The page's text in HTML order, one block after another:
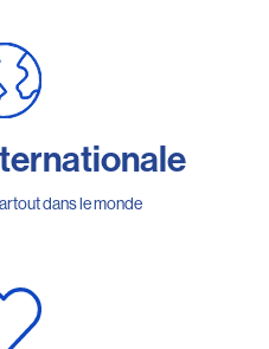
dans le monde